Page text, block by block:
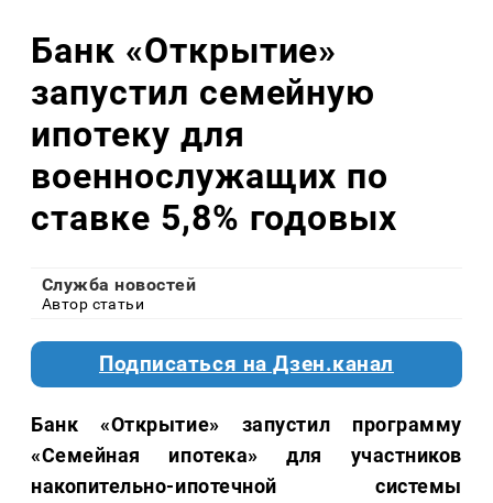
Банк «Открытие»
запустил семейную
ипотеку для
военнослужащих по
ставке 5,8% годовых
Служба новостей
Автор статьи
Подписаться на Дзен.канал
Банк «Открытие» запустил программу
«Семейная ипотека» для участников
накопительно-ипотечной системы